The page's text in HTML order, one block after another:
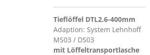
Tieflöffel DTL2.6-400mm
Adaption: System Lehnhoff
MS03 / DS03
mit Löffeltransportlasche